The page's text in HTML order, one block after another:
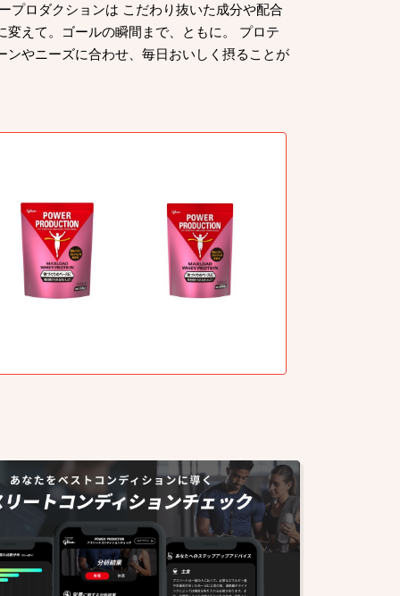
プロダクションは こだわり抜いた成分や配合
えて。ゴールの瞬間まで、ともに。 プロテ
やニーズに合わせ、毎日おいしく摂ることが